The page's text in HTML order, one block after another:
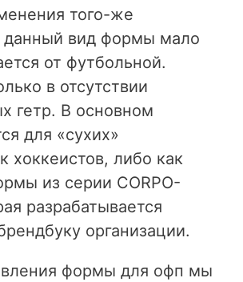
того-же
данный вид формы мало
от футбольной.
в отсутствии
гетр. В основном
для «сухих»
хоккеистов, либо как
из серии CORPO-
разрабатывается
организации.
формы для офп мы